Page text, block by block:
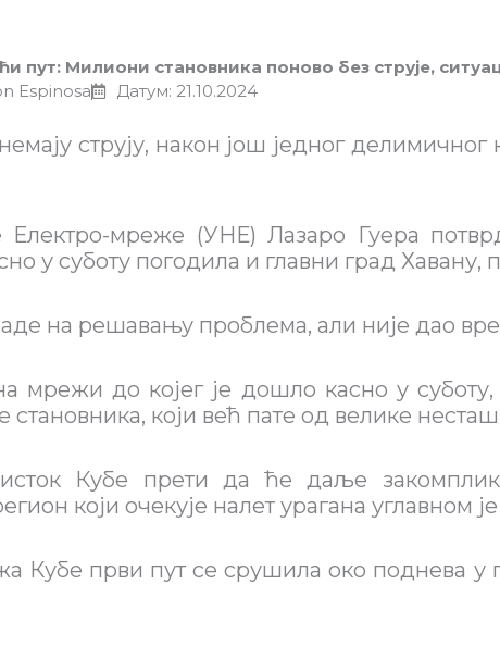
пут: Милиони становника поново без струје,
Espinosa
Датум: 21.10.2024
струју, након још једног делимичног
Електро-мреже (УНЕ) Лазаро Гуера
у суботу погодила и главни град Хавану,
на решавању проблема, али није дао
мрежи до којег је дошло касно у
који већ пате од велике
Кубе прети да ће даље
који очекује налет урагана углавном
Кубе први пут се срушила око поднева у